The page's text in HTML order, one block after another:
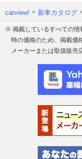
carview! 新車カタログ
※ 掲載しているすべての情
時の価格のため、掲載価
メーカーまたは取扱販売